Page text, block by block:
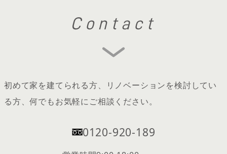
Contact
初めて家を建てられる方、リノベーションを検討してい
る方、何でもお気軽にご相談ください。
0120-920-189